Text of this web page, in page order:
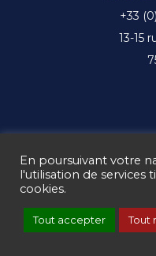
+33
13-15
En poursuivant votre
l'utilisation de services
cookies.
Tout accepter Tout